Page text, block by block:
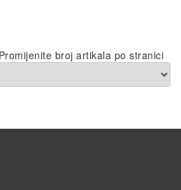
broj artikala po stranici